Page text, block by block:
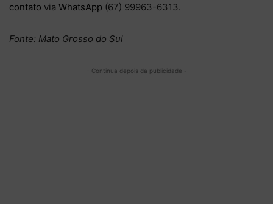
contato via WhatsApp (67) 99963-6313.
Fonte: Mato Grosso do Sul
- Continua depois da publicidade -